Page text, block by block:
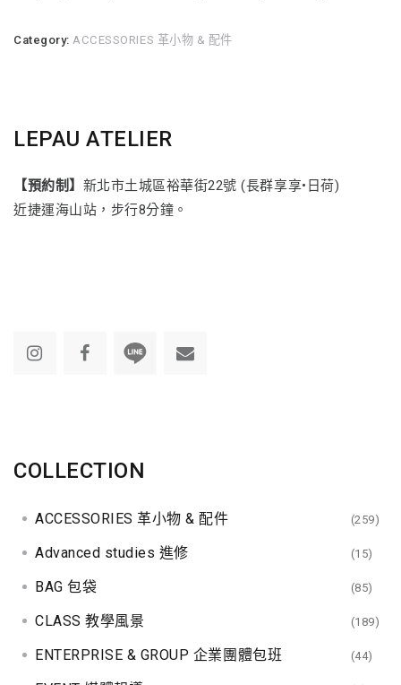
Category: ACCESSORIES 革小物 & 配件
LEPAU ATELIER
【預約制】 新北市土城區裕華街22號 (長群享享•日荷)
近捷運海山站，步行8分鐘。
COLLECTION
ACCESSORIES 革小物 & 配件 (259)
Advanced studies 進修 (15)
BAG 包袋 (85)
CLASS 教學風景 (189)
ENTERPRISE & GROUP 企業團體包班 (44)